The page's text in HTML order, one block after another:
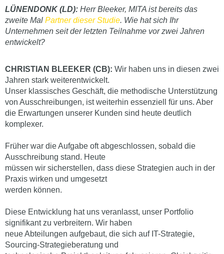
LÜNENDONK (LD): Herr Bleeker, MITA ist bereits das
zweite Mal Partner dieser Studie. Wie hat sich Ihr
Unternehmen seit der letzten Teilnahme vor zwei Jahren
entwickelt?
CHRISTIAN BLEEKER (CB): Wir haben uns in diesen zwei
Jahren stark weiterentwickelt.
Unser klassisches Geschäft, die methodische Unterstützung
von Ausschreibungen, ist weiterhin essenziell für uns. Aber
die Erwartungen unserer Kunden sind heute deutlich
komplexer.
Früher war die Aufgabe oft abgeschlossen, sobald die
Ausschreibung stand. Heute
müssen wir sicherstellen, dass diese Strategien auch in der
Praxis wirken und umgesetzt
werden können.
Diese Entwicklung hat uns veranlasst, unser Portfolio
signifikant zu verbreitern. Wir haben
neue Abteilungen aufgebaut, die sich auf IT-Strategie,
Sourcing-Strategieberatung und